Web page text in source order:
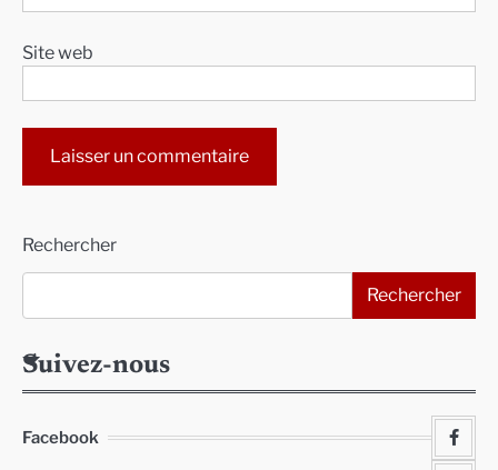
Site web
Rechercher
Rechercher
Suivez-nous
Facebook